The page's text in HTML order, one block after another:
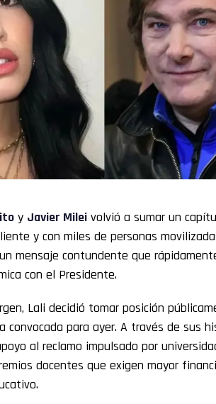
y Javier Milei volvió a sumar un
y con miles de personas
mensaje contundente que
con el Presidente.
Lali decidió tomar posición
convocada para ayer. A través de sus
al reclamo impulsado por
docentes que exigen mayor